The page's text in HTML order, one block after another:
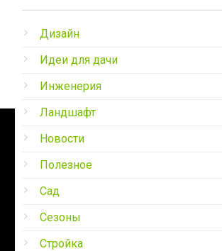
Дизайн
Идеи для дачи
Инженерия
Ландшафт
Новости
Полезное
Сад
Сезоны
Стройка